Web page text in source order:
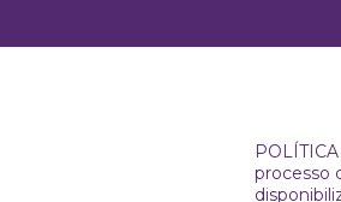
processo